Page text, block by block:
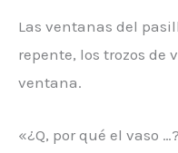
Las ventanas del
repente, los trozos de
ventana.
«¿Q, por qué el vaso